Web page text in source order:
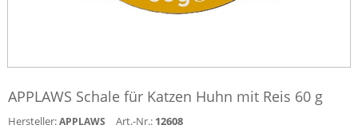
APPLAWS Schale für Katzen Huhn mit Reis 60 g
Hersteller:APPLAWS Art.-Nr.: 12608